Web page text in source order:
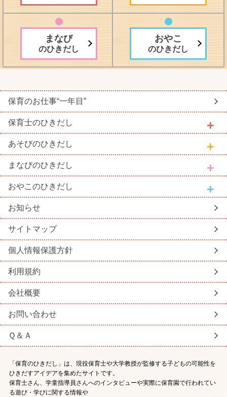
まなび
のひきだし
おやこ
のひきだし
保育のお仕事“一年目”
保育士のひきだし
あそびのひきだし
まなびのひきだし
おやこ のひきだし
お知らせ
サイトマップ
個人情報保護方針
利用規約
会社概要
お問い合わせ
Ｑ＆Ａ
「保育のひきだし」は、現役保育士や大学教授が監修する子どもの可能性を
ひきだすアイデアを集めたサイトです。
保育士さん、学童指導員さんへのインタビューや実際に保育園で行われてい
る遊び・学びに関する情報や